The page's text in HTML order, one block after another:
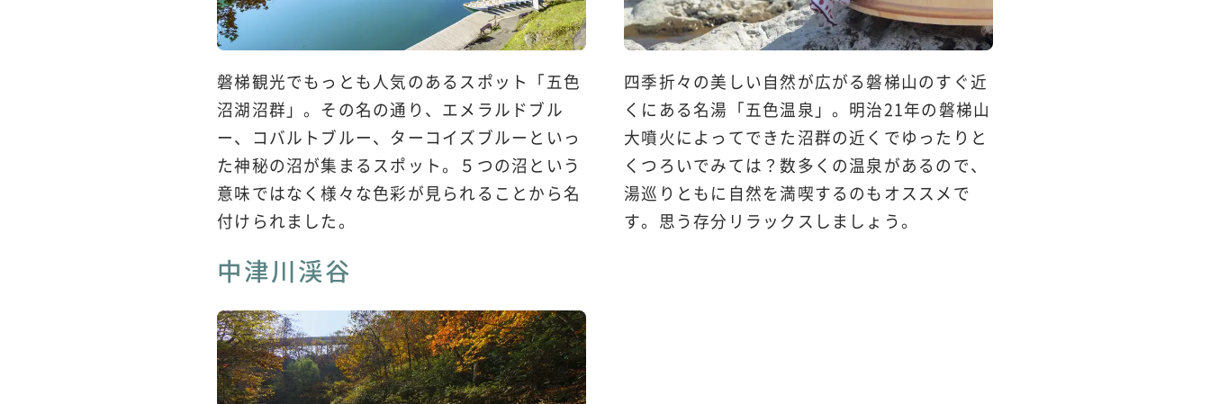
磐梯観光でもっとも人気のあるスポット「五色
沼湖沼群」。その名の通り、エメラルドブル
ー、コバルトブルー、ターコイズブルーといっ
た神秘の沼が集まるスポット。５つの沼という
意味ではなく様々な色彩が見られることから名
付けられました。
四季折々の美しい自然が広がる磐梯山のすぐ近
くにある名湯「五色温泉」。明治21年の磐梯山
大噴火によってできた沼群の近くでゆったりと
くつろいでみては？数多くの温泉があるので、
湯巡りともに自然を満喫するのもオススメで
す。思う存分リラックスしましょう。
中津川渓谷